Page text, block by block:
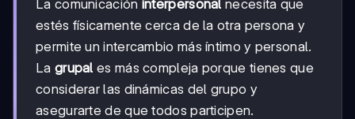
La comunicación interpersonal necesita que
estés físicamente cerca de la otra persona y
permite un intercambio más íntimo y personal.
La grupal es más compleja porque tienes que
considerar las dinámicas del grupo y
asegurarte de que todos participen.